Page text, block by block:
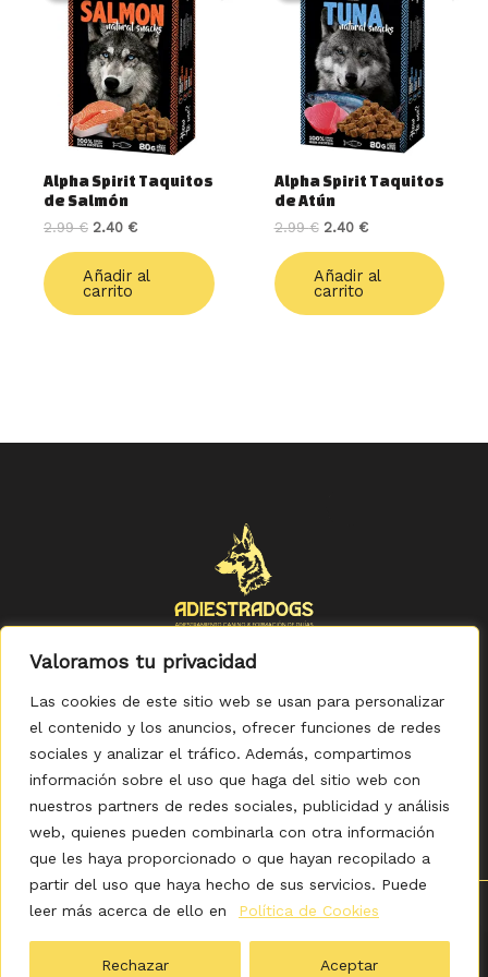
Valoramos tu privacidad
Las cookies de este sitio web se usan para personalizar
el contenido y los anuncios, ofrecer funciones de redes
sociales y analizar el tráfico. Además, compartimos
información sobre el uso que haga del sitio web con
nuestros partners de redes sociales, publicidad y análisis
web, quienes pueden combinarla con otra información
que les haya proporcionado o que hayan recopilado a
partir del uso que haya hecho de sus servicios. Puede
leer más acerca de ello en
Política de Cookies
Rechazar Aceptar
Alpha Spirit Taquitos
de Salmón
2.99€
era:
2.99 €.
2.40 €
es:
2.40 €.
Añadir al
carrito
Alpha Spirit Taquitos
de Atún
2.99€
era:
2.99 €.
2.40 €
es:
2.40 €.
Añadir al
carrito
Política de Privacidad -Política de Cookies-Aviso legal
Accesibilidad- Condiciones Generales de Compra